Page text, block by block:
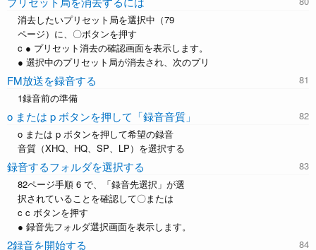
消去したいプリセット局を選択中（79
ページ）に、〇ボタンを押す
c ● プリセット消去の確認画面を表示します。
● 選択中のプリセット局が消去され、次のプリ
FM放送を録音する
1録音前の準備
o または p ボタンを押して「録音音質」
o または p ボタンを押して希望の録音
音質（XHQ、HQ、SP、LP）を選択する
録音するフォルダを選択する
82ページ手順 6 で、「録音先選択」が選
択されていることを確認して〇または
c c ボタンを押す
● 録音先フォルダ選択画面を表示します。
2録音を開始する